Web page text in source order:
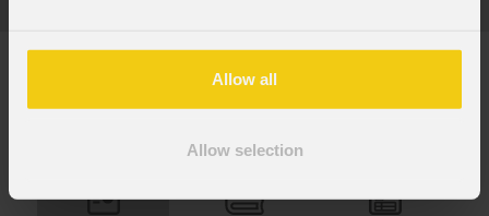
Allow all
Allow selection